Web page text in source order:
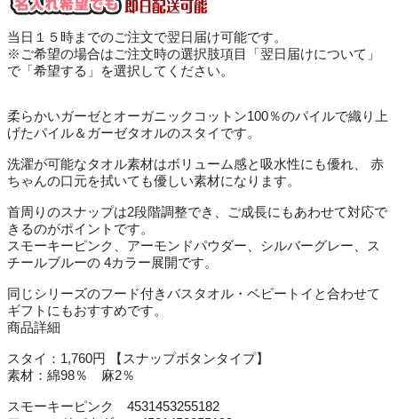
当日１５時までのご注文で翌日届け可能です。
※ご希望の場合はご注文時の選択肢項目「翌日届けについて」
で「希望する」を選択してください。
柔らかいガーゼとオーガニックコットン100％のパイルで織り上
げたパイル＆ガーゼタオルのスタイです。
洗濯が可能なタオル素材はボリューム感と吸水性にも優れ、 赤
ちゃんの口元を拭いても優しい素材になります。
首周りのスナップは2段階調整でき、ご成長にもあわせて対応で
きるのがポイントです。
スモーキーピンク、アーモンドパウダー、シルバーグレー、ス
チールブルーの 4カラー展開です。
同じシリーズのフード付きバスタオル・ベビートイと合わせて
ギフトにもおすすめです。
商品詳細
スタイ：1,760円 【スナップボタンタイプ】
素材：綿98％ 麻2％
スモーキーピンク 4531453255182